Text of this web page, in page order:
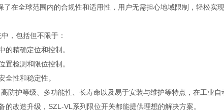
在全球范围内的合规性和适用性，用户无需担心地域限制，轻松实现
，包括但不限于：
精确定位和控制。
置检测和限位控制。
性和稳定性。
防护等级、多功能性、长寿命以及易于安装与维护等特点，在工业
改造升级，SZL-VL系列限位开关都能提供理想的解决方案。